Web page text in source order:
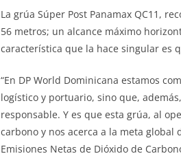
La grúa Súper Post Panamax QC11,
56 metros; un alcance máximo
característica que la hace singular es
“En DP World Dominicana estamos
logístico y portuario, sino que,
responsable. Y es que esta grúa, al
carbono y nos acerca a la meta
Emisiones Netas de Dióxido de